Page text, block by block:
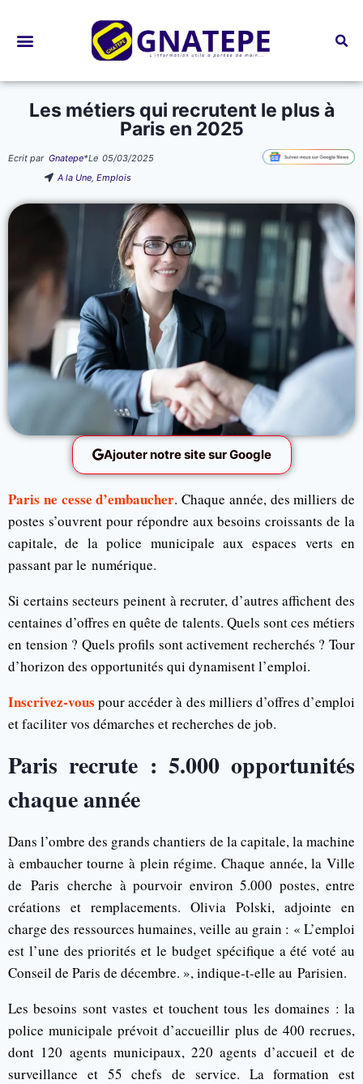
Les métiers qui recrutent le plus à
Paris en 2025
Ecrit par Gnatepe*Le 05/03/2025
A la Une,Emplois
Ajouter notre site sur Google
Paris ne cesse d’embaucher. Chaque année, des milliers de
postes s’ouvrent pour répondre aux besoins croissants de la
capitale, de la police municipale aux espaces verts en
passant par le numérique.
Si certains secteurs peinent à recruter, d’autres affichent des
centaines d’offres en quête de talents. Quels sont ces métiers
en tension ? Quels profils sont activement recherchés ? Tour
d’horizon des opportunités qui dynamisent l’emploi.
Inscrivez-vous pour accéder à des milliers d’offres d’emploi
et faciliter vos démarches et recherches de job.
Paris recrute : 5.000 opportunités
chaque année
Dans l’ombre des grands chantiers de la capitale, la machine
à embaucher tourne à plein régime. Chaque année, la Ville
de Paris cherche à pourvoir environ 5.000 postes, entre
créations et remplacements. Olivia Polski, adjointe en
charge des ressources humaines, veille au grain : « L’emploi
est l’une des priorités et le budget spécifique a été voté au
Conseil de Paris de décembre. », indique-t-elle au Parisien.
Les besoins sont vastes et touchent tous les domaines : la
police municipale prévoit d’accueillir plus de 400 recrues,
dont 120 agents municipaux, 220 agents d’accueil et de
surveillance et 55 chefs de service. La formation est